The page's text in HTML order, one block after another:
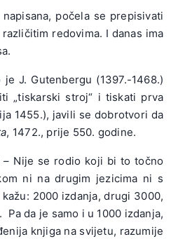
počela se prepisivati
redovima. I danas ima
J. Gutenbergu (1397.-1468.)
„tiskarski stroj“ i tiskati prva
1455.), javili se dobrotvori da
, 1472., prije 550. godine.
– Nije se rodio koji bi to točno
ni na drugim jezicima ni s
2000 izdanja, drugi 3000,
da je samo i u 1000 izdanja,
knjiga na svijetu, razumije